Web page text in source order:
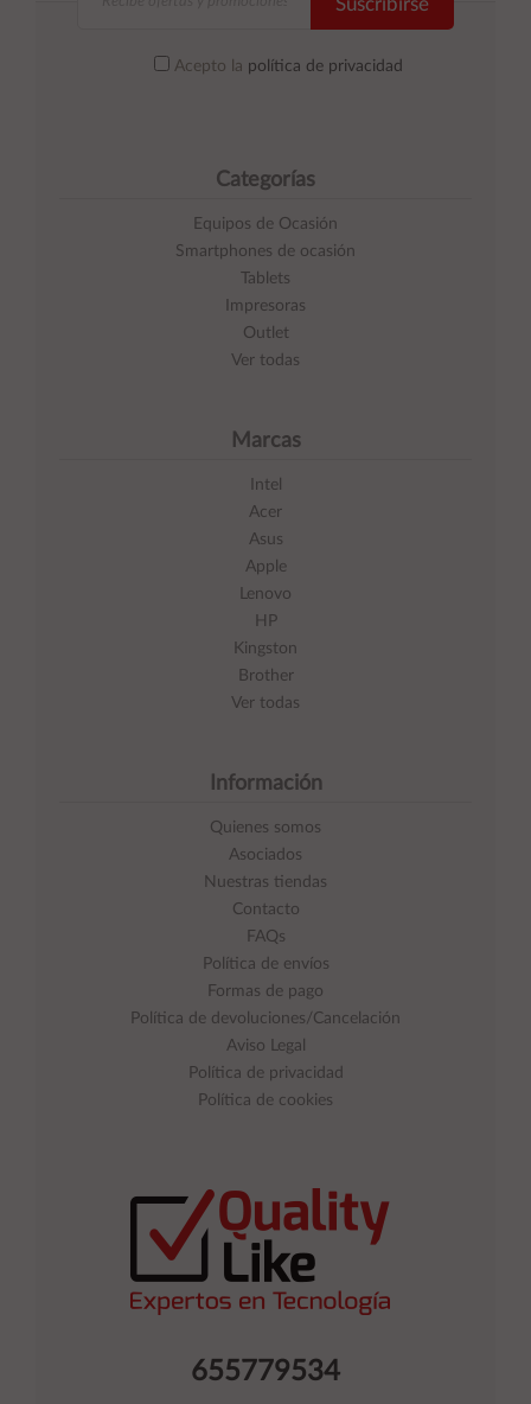
Suscribirse
Acepto la política de privacidad
655779534
Categorías
Equipos de Ocasión
Smartphones de ocasión
Tablets
Impresoras
Outlet
Ver todas
Marcas
Intel
Acer
Asus
Apple
Lenovo
HP
Kingston
Brother
Ver todas
Información
Quienes somos
Asociados
Nuestras tiendas
Contacto
FAQs
Política de envíos
Formas de pago
Política de devoluciones/Cancelación
Aviso Legal
Política de privacidad
Política de cookies